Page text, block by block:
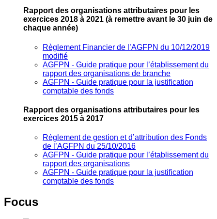
Rapport des organisations attributaires pour les
exercices 2018 à 2021 (à remettre avant le 30 juin de
chaque année)
Règlement Financier de l’AGFPN du 10/12/2019
modifié
AGFPN ‐ Guide pratique pour l’établissement du
rapport des organisations de branche
AGFPN ‐ Guide pratique pour la justification
comptable des fonds
Rapport des organisations attributaires pour les
exercices 2015 à 2017
Règlement de gestion et d’attribution des Fonds
de l’AGFPN du 25/10/2016
AGFPN ‐ Guide pratique pour l’établissement du
rapport des organisations
AGFPN ‐ Guide pratique pour la justification
comptable des fonds
Focus